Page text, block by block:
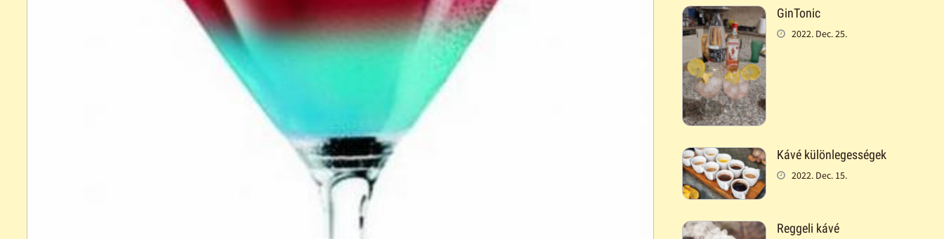
GinTonic
2022. Dec. 25.
Kávé különlegességek
2022. Dec. 15.
Reggeli kávé